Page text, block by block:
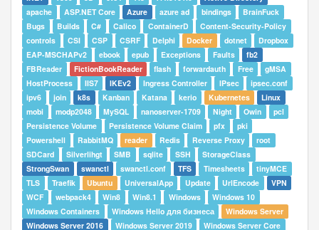
apache
ASP.NET Core Azure azure ad bindings
BrainFuck
Bugs
Builds C# Calico ContainerD
Content-Security-Policy
controls
CSI CSP CSRF Delphi Docker dotnet
Dropbox
EAP-MSCHAPv2
ebook epub Exceptions Faults
fb2
FBReader
FictionBookReader flash forwardauth Free
gMSA
HostProcess
IIS7 IKEv2 Ingress Controller IPsec
ipsec.conf
ipv6
join k8s Kanban Katana kerio Kubernetes
Linux
mobi
modp2048 MySQL nanoserver-1709 Night Owin
pcl
Persistence Volume
Persistence Volume Claim pfx
pki
Powershell
RabbitMQ reader Redis Reverse Proxy
root
SDCard
Silverlihgt SMB sqlite SSH
StorageClass
StrongSwan
swanctl swanctl.conf TFS Timesheets
tinyMCE
TLS
Traefik Ubuntu UniversalApp Update UrlEncode
VPN
WCF
webpack4 Win8 Win8.1 Windows
Windows 10
Windows Containers
Windows Hello для бизнеса
Windows Server
Windows Server 2016
Windows Server 2019 Windows Server Core